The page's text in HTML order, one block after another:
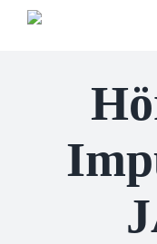
Zum